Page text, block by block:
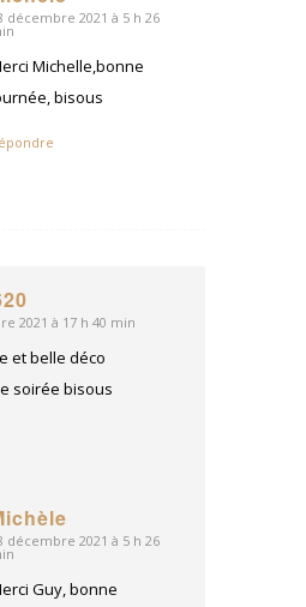
ditdécembre 2021 à 5 h 26
Michelle,bonne
bisous
2021 à 17 h 40 min
et belle déco
soirée bisous
ditdécembre 2021 à 5 h 26
Guy, bonne